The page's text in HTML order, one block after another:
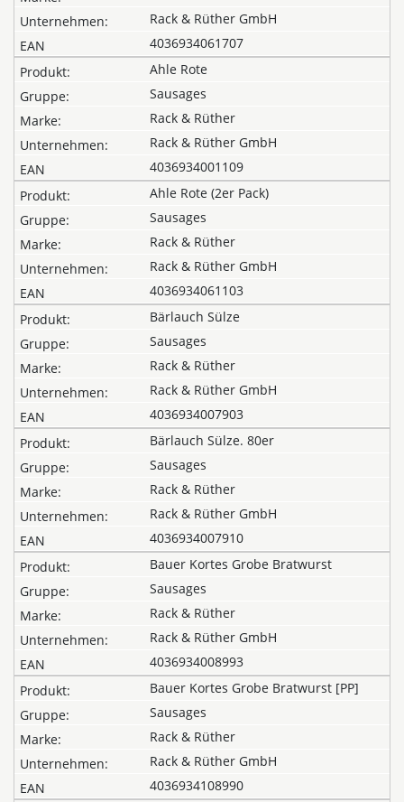
Rack & Rüther GmbH
4036934061707
Ahle Rote
Sausages
Rack & Rüther
Rack & Rüther GmbH
4036934001109
Ahle Rote (2er Pack)
Sausages
Rack & Rüther
Rack & Rüther GmbH
4036934061103
Bärlauch Sülze
Sausages
Rack & Rüther
Rack & Rüther GmbH
4036934007903
Bärlauch Sülze. 80er
Sausages
Rack & Rüther
Rack & Rüther GmbH
4036934007910
Bauer Kortes Grobe Bratwurst
Sausages
Rack & Rüther
Rack & Rüther GmbH
4036934008993
Bauer Kortes Grobe Bratwurst [PP]
Sausages
Rack & Rüther
Rack & Rüther GmbH
4036934108990